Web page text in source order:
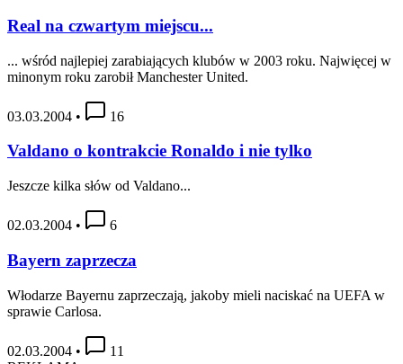
Real na czwartym miejscu...
... wśród najlepiej zarabiających klubów w 2003 roku. Najwięcej w
minonym roku zarobił Manchester United.
03.03.2004 • 16
Valdano o kontrakcie Ronaldo i nie tylko
Jeszcze kilka słów od Valdano...
02.03.2004 • 6
Bayern zaprzecza
Włodarze Bayernu zaprzeczają, jakoby mieli naciskać na UEFA w
sprawie Carlosa.
02.03.2004 •
11